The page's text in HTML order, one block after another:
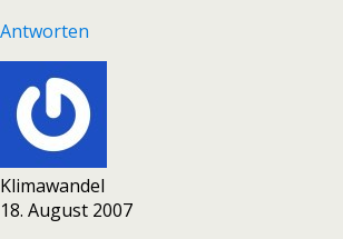
Antworten
Klimawandel
18. August 2007